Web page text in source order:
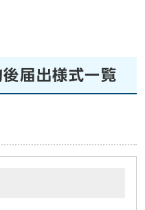
届出様式一覧